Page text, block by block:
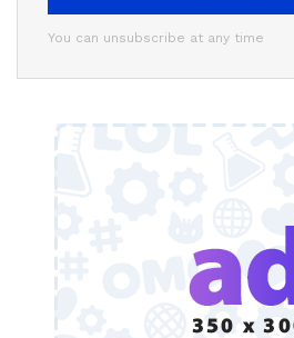
You can unsubscribe at any time